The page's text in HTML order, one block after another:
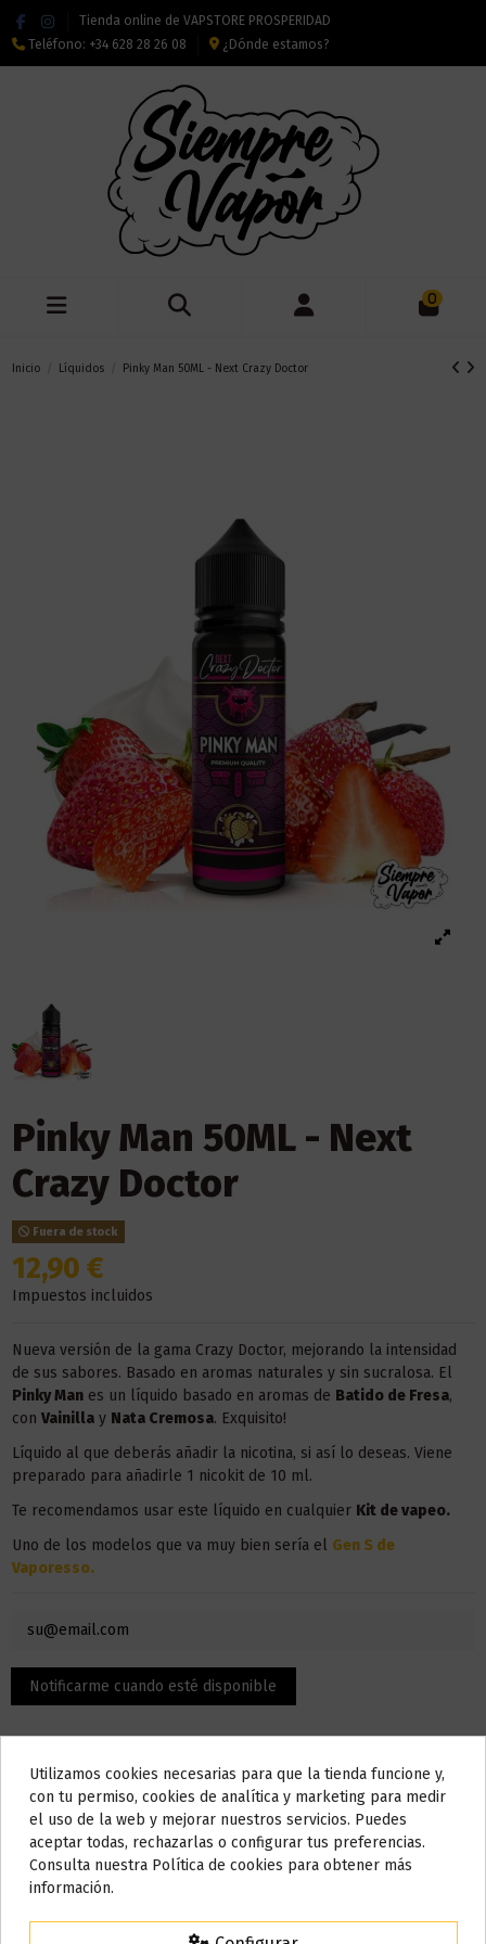
Tienda online de VAPSTORE PROSPERIDAD
Teléfono: +34 628 28 26 08 ¿Dónde estamos?
0
Inicio Líquidos Pinky Man 50ML - Next Crazy Doctor
Pinky Man 50ML - Next
Crazy Doctor
Fuera de stock
12,90 €
Impuestos incluidos
Nueva versión de la gama Crazy Doctor, mejorando la intensidad
de sus sabores. Basado en aromas naturales y sin sucralosa. El
Pinky Manes un líquido basado en aromas de Batido de Fresa,
con Vainillay Nata Cremosa. Exquisito!
Líquido al que deberás añadir la nicotina, si así lo deseas. Viene
preparado para añadirle 1 nicokit de 10 ml.
Te recomendamos usar este líquido en cualquier Kit de vapeo.
Uno de los modelos que va muy bien sería el Gen S de
Vaporesso.
Descripción
Do not show again.
AVISO IMPORTANTE
Nos tomamos unos días
Utilizamos cookies necesarias para que la tienda funcione y,
con tu permiso, cookies de analítica y marketing para medir
el uso de la web y mejorar nuestros servicios. Puedes
aceptar todas, rechazarlas o configurar tus preferencias.
Consulta nuestra Política de cookies para obtener más
información.